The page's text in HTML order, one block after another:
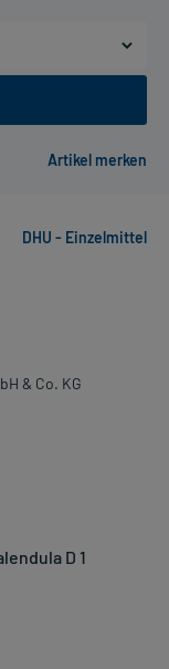
DHU - Einzelmittel
& Co. KG
D 1